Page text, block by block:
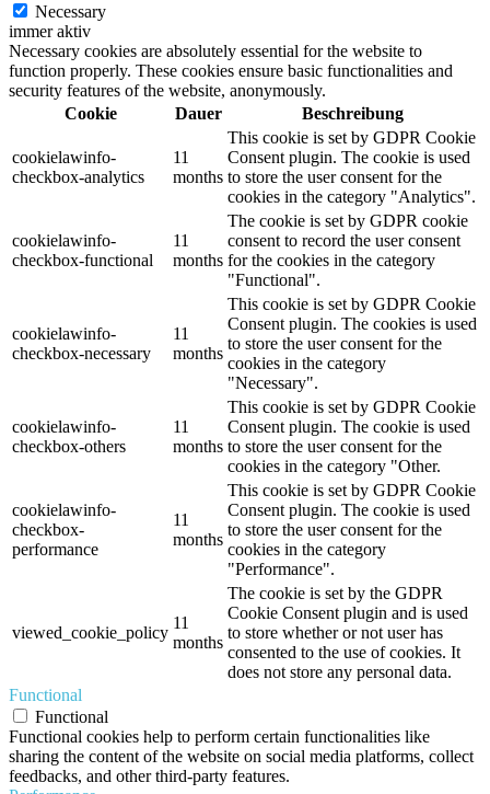
Necessary
immer aktiv
Necessary cookies are absolutely essential for the website to
function properly. These cookies ensure basic functionalities and
security features of the website, anonymously.
Cookie
Dauer Beschreibung
cookielawinfo-
checkbox-analytics
11
months
This cookie is set by GDPR Cookie
Consent plugin. The cookie is used
to store the user consent for the
cookies in the category "Analytics".
cookielawinfo-
checkbox-functional
11
months
The cookie is set by GDPR cookie
consent to record the user consent
for the cookies in the category
"Functional".
cookielawinfo-
checkbox-necessary
11
months
This cookie is set by GDPR Cookie
Consent plugin. The cookies is used
to store the user consent for the
cookies in the category
"Necessary".
cookielawinfo-
checkbox-others
11
months
This cookie is set by GDPR Cookie
Consent plugin. The cookie is used
to store the user consent for the
cookies in the category "Other.
cookielawinfo-
checkbox-
performance
11
months
This cookie is set by GDPR Cookie
Consent plugin. The cookie is used
to store the user consent for the
cookies in the category
"Performance".
viewed_cookie_policy
11
months
The cookie is set by the GDPR
Cookie Consent plugin and is used
to store whether or not user has
consented to the use of cookies. It
does not store any personal data.
Functional
Functional
Functional cookies help to perform certain functionalities like
sharing the content of the website on social media platforms, collect
feedbacks, and other third-party features.